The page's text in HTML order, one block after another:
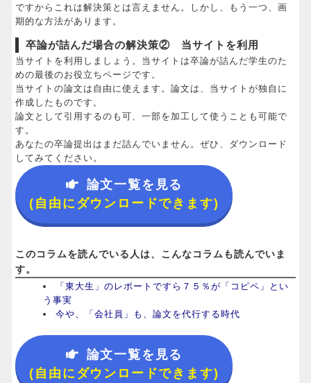
ですからこれは解決策とは言えません。しかし、もう一つ、画
期的な方法があります。
卒論が詰んだ場合の解決策② 当サイトを利用
当サイトを利用しましょう。当サイトは卒論が詰んだ学生のた
めの最後のお役立ちページです。
当サイトの論文は自由に使えます。論文は、当サイトが独自に
作成したものです。
論文として引用するのも可、一部を加工して使うことも可能で
す。
あなたの卒論提出はまだ詰んでいません。ぜひ、ダウンロード
してみてください。
論文一覧を見る
(自由にダウンロードできます)
このコラムを読んでいる人は、こんなコラムも読んでいま
す。
「東大生」のレポートですら７５％が「コピペ」とい
う事実
今や、「会社員」も、論文を代行する時代
論文一覧を見る
(自由にダウンロードできます)